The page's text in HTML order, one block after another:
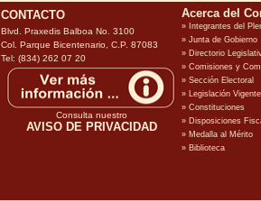
CONTACTO
Blvd. Praxedis Balboa No. 3100
Col. Parque Bicentenario, C.P. 87083
Tel: (834) 262 07 20
Consulta nuestro
AVISO DE PRIVACIDAD